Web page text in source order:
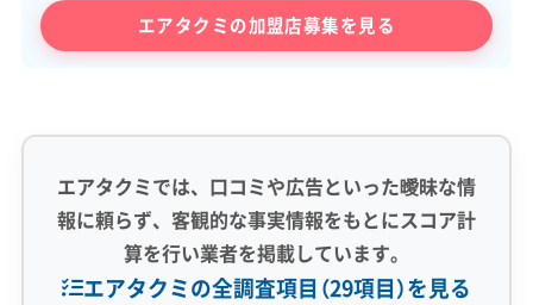
エアタクミの加盟店募集を見る
エアタクミでは、口コミや広告といった曖昧な情
報に頼らず、客観的な事実情報をもとにスコア計
算を行い業者を掲載しています。
エアタクミの全調査項目（29項目）を見る